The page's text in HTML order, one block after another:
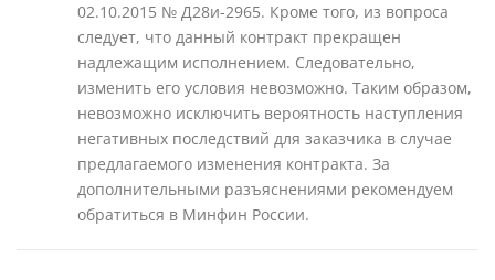
02.10.2015 № Д28и-2965. Кроме того, из вопроса
следует, что данный контракт прекращен
надлежащим исполнением. Следовательно,
изменить его условия невозможно. Таким образом,
невозможно исключить вероятность наступления
негативных последствий для заказчика в случае
предлагаемого изменения контракта. За
дополнительными разъяснениями рекомендуем
обратиться в Минфин России.